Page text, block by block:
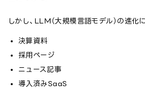
しかし、LLM（大規模言語モデル）の進化に
決算資料
採用ページ
ニュース記事
導入済みSaaS